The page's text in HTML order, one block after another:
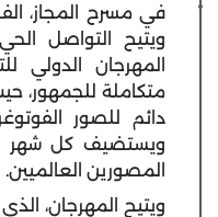
في مسرح المجاز،
ويتيح التواصل
المهرجان الدولي
متكاملة
ويستضيف كل شهر
المصورين العالميين.
ويتيح المهرجان،